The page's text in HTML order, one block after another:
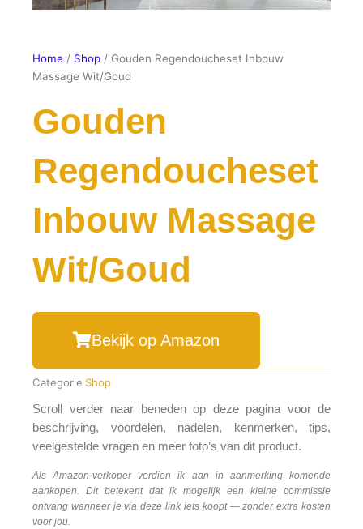
Home / Shop / Gouden Regendoucheset Inbouw
Massage Wit/Goud
Gouden
Regendoucheset
Inbouw Massage
Wit/Goud
Bekijk op Amazon
Categorie Shop
Scroll verder naar beneden op deze pagina voor de
beschrijving, voordelen, nadelen, kenmerken, tips,
veelgestelde vragen en meer foto’s van dit product.
Als Amazon-verkoper verdien ik aan in aanmerking komende
aankopen. Dit betekent dat ik mogelijk een kleine commissie
ontvang wanneer je via deze link iets koopt — zonder extra kosten
voor jou.